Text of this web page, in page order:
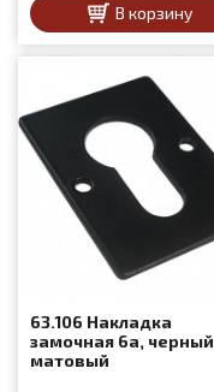
В корзину
63.106 Накладка
замочная 6а, черный
матовый